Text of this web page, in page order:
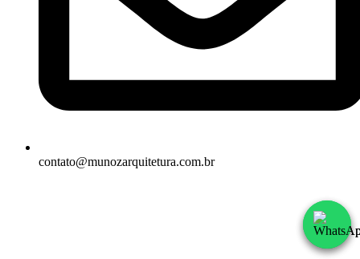
contato@munozarquitetura.com.br